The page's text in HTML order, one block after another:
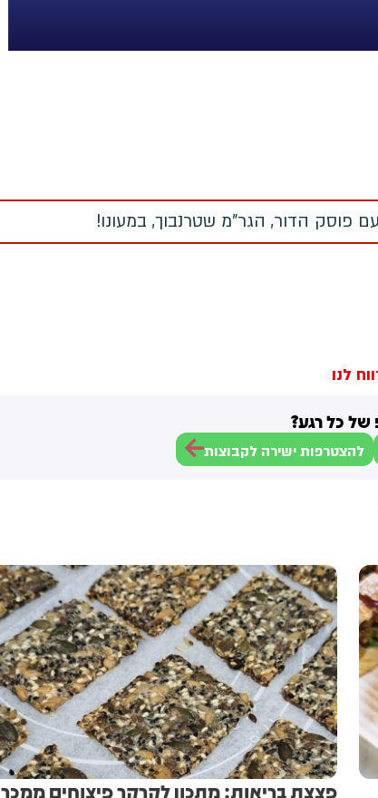
פוסק הדור, הגר"מ שטרנבוך, במעונו!
לנו
של כל רגע?
להצטרפות ישירה לקבוצות
פצצת בריאות: מתכון לקרקר פיצוחים ממכר